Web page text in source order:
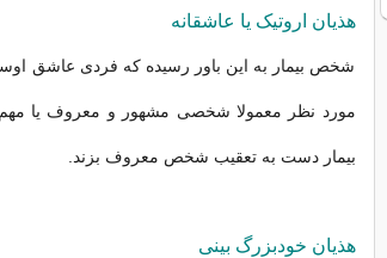
هذیان اروتیک یا عاشقانه
شخص بیمار به این باور رسیده که فردی عاشق
مورد نظر معمولا شخصی مشهور و معروف یا
بیمار دست به تعقیب شخص معروف بزند.
هذیان خودبزرگ بینی